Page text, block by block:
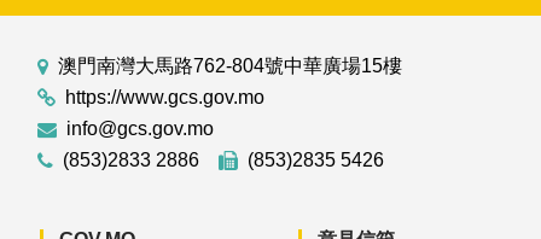
澳門南灣大馬路762-804號中華廣場15樓
https://www.gcs.gov.mo
info@gcs.gov.mo
(853)2833 2886
(853)2835 5426